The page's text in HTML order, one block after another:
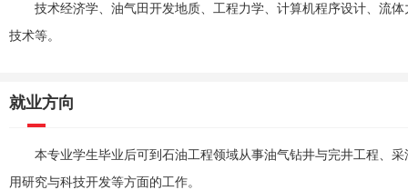
技术经济学、油气田开发地质、工程力学、计算机程序设计、流
技术等。
就业方向
本专业学生毕业后可到石油工程领域从事油气钻井与完井工程、
用研究与科技开发等方面的工作。